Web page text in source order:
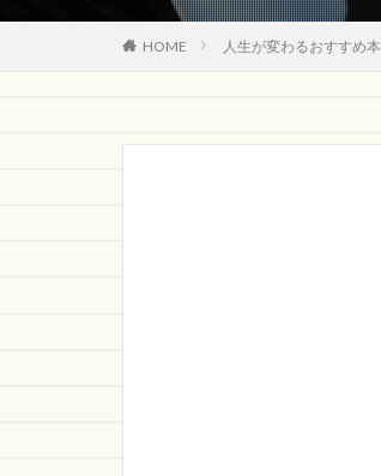
HOME 人生が変わるおすすめ本